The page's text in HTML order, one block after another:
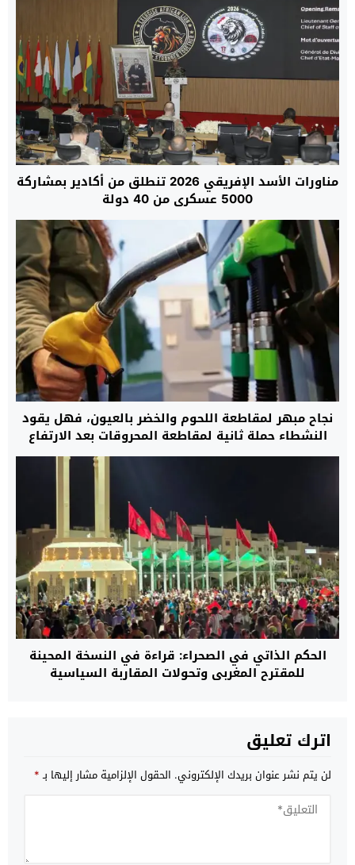
مناورات الأسد الإفريقي 2026 تنطلق من أكادير بمشاركة
5000 عسكري من 40 دولة
نجاح مبهر لمقاطعة اللحوم والخضر بالعيون، فهل يقود
النشطاء حملة ثانية لمقاطعة المحروقات بعد الارتفاع
المهول في الأسعار؟
الحكم الذاتي في الصحراء: قراءة في النسخة المحينة
للمقترح المغربي وتحولات المقاربة السياسية
اترك تعليق
لن يتم نشر عنوان بريدك الإلكتروني. الحقول الإلزامية مشار إليها بـ*